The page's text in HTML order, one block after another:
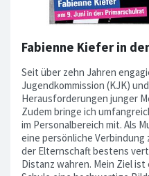
Fabienne Kiefer in
Seit über zehn Jahren
Jugendkommission (KJK)
Herausforderungen junger
Zudem bringe ich
im Personalbereich mit. Als
eine persönliche Verbindung
der Elternschaft bestens
Distanz wahren. Mein Ziel